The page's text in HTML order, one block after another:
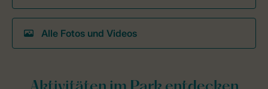
Alle Fotos und Videos